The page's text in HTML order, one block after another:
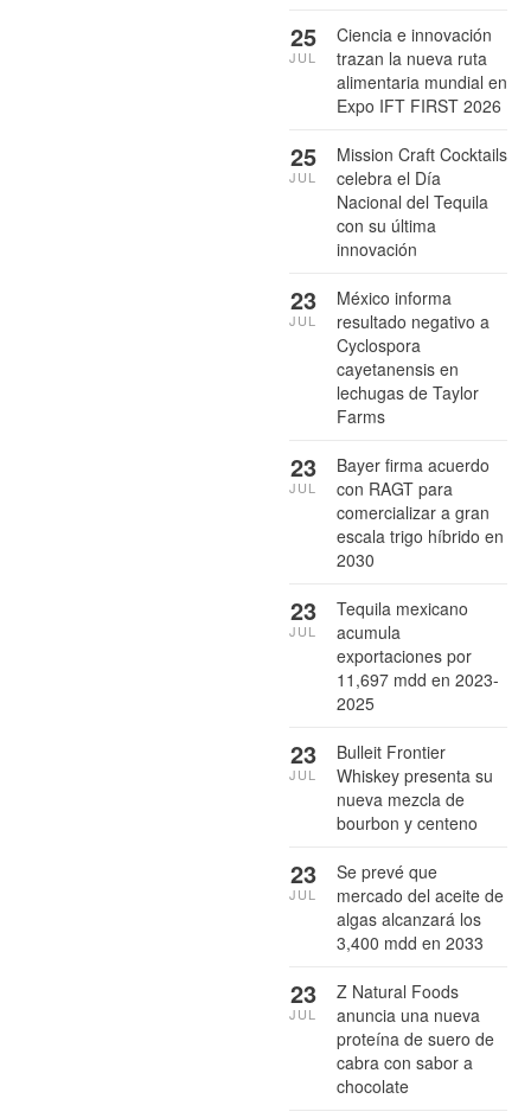
Ciencia e innovación
trazan la nueva ruta
alimentaria mundial en
Expo IFT FIRST 2026
25
JUL
Mission Craft Cocktails
celebra el Día
Nacional del Tequila
con su última
innovación
25
JUL
México informa
resultado negativo a
Cyclospora
cayetanensis en
lechugas de Taylor
Farms
23
JUL
Bayer firma acuerdo
con RAGT para
comercializar a gran
escala trigo híbrido en
2030
23
JUL
Tequila mexicano
acumula
exportaciones por
11,697 mdd en 2023-
2025
23
JUL
Bulleit Frontier
Whiskey presenta su
nueva mezcla de
bourbon y centeno
23
JUL
Se prevé que
mercado del aceite de
algas alcanzará los
3,400 mdd en 2033
23
JUL
Z Natural Foods
anuncia una nueva
proteína de suero de
cabra con sabor a
chocolate
23
JUL